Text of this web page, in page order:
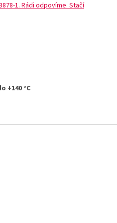
1. Rádi odpovíme. Stačí
+140 °C